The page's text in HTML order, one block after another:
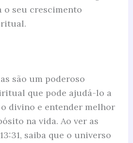
o seu crescimento
são um poderoso
que pode ajudá-lo a
divino e entender melhor
na vida. Ao ver as
saiba que o universo